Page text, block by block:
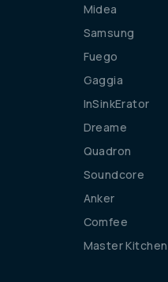
Midea
Samsung
Fuego
Gaggia
InSinkErator
Dreame
Quadron
Soundcore
Anker
Comfee
Master Kitchen